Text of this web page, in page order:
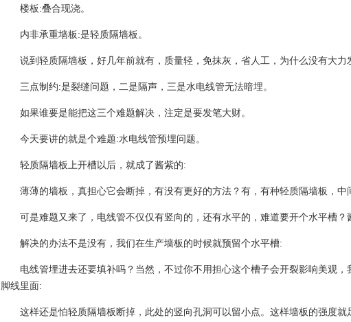
楼板:叠合现浇。
内非承重墙板:是轻质隔墙板。
说到轻质隔墙板，好几年前就有，质量轻，免抹灰，省人工，为什么没有大力
三点制约:是裂缝问题，二是隔声，三是水电线管无法暗埋。
如果谁要是能把这三个难题解决，注定是要发笔大财。
今天要讲的就是个难题:水电线管预埋问题。
轻质隔墙板上开槽以后，就成了酱紫的:
薄薄的墙板，真担心它会断掉，有没有更好的方法？有，有种轻质隔墙板，中
可是难题又来了，电线管不仅仅有竖向的，还有水平的，难道要开个水平槽？
解决的办法不是没有，我们在生产墙板的时候就预留个水平槽:
电线管埋进去还要填补吗？当然，不过你不用担心这个槽子会开裂影响美观，
脚线里面:
这样还是怕轻质隔墙板断掉，此处的竖向孔洞可以留小点。这样墙板的强度就